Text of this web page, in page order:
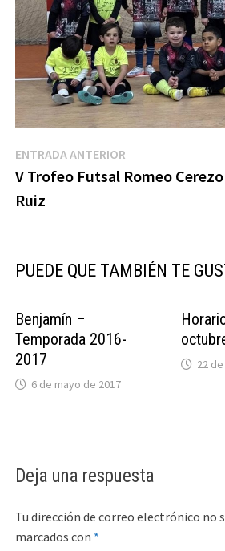
Navegación
de
ENTRADA ANTERIOREntrada
anterior:
V Trofeo Futsal Romeo Cerezo
Ruiz
PUEDE QUE TAMBIÉN TE
Benjamín –
Temporada 2016-
2017
6 de mayo de 2017
22
Deja una respuesta
Tu dirección de correo electrónico no
marcados con *